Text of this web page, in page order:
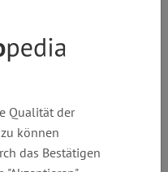
Verträge
Qualität der
können
das Bestätigen